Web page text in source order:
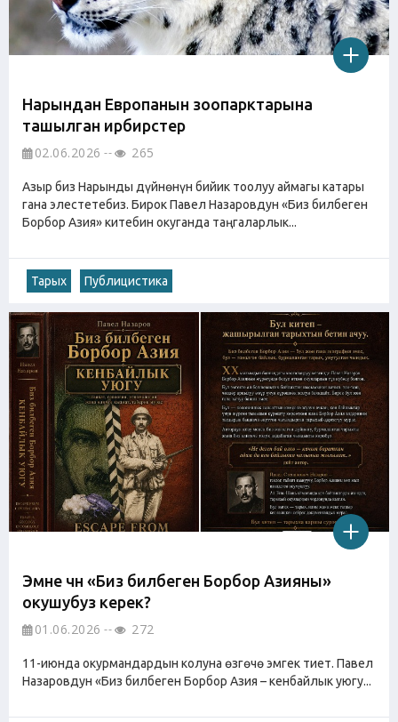
Нарындан Европанын зоопарктарына
ташылган ирбирстер
02.06.2026 265
Азыр биз Нарынды дүйнөнүн бийик тоолуу аймагы катары
гана элестетебиз. Бирок Павел Назаровдун «Биз билбеген
Борбор Азия» китебин окуганда таңгаларлык...
Тарых Публицистика
Эмне үчүн «Биз билбеген Борбор Азияны»
окушубуз керек?
01.06.2026 272
11-июнда окурмандардын колуна өзгөчө эмгек тиет. Павел
Назаровдун «Биз билбеген Борбор Азия – кенбайлык уюгу...